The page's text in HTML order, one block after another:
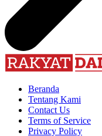
Beranda
Tentang Kami
Contact Us
Terms of Service
Privacy Policy